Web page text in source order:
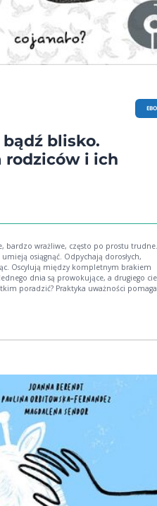
blisko.
rodziców i ich
bardzo wrażliwe, często po prostu trudne.
osiągnąć. Odpychają dorosłych,
Oscylują między kompletnym brakiem
dnia są prowokujące, a drugiego
dorosłym i młodzieży odnaleźć
kodów QR podanych na końcu książki).